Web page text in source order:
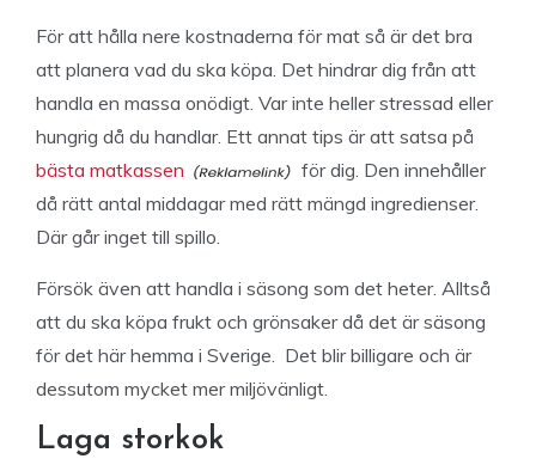
För att hålla nere kostnaderna för mat så är det bra
att planera vad du ska köpa. Det hindrar dig från att
handla en massa onödigt. Var inte heller stressad eller
hungrig då du handlar. Ett annat tips är att satsa på
bästa matkassen
för dig. Den innehåller
då rätt antal middagar med rätt mängd ingredienser.
Där går inget till spillo.
Försök även att handla i säsong som det heter. Alltså
att du ska köpa frukt och grönsaker då det är säsong
för det här hemma i Sverige. Det blir billigare och är
dessutom mycket mer miljövänligt.
Laga storkok